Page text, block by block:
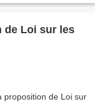
de Loi sur les